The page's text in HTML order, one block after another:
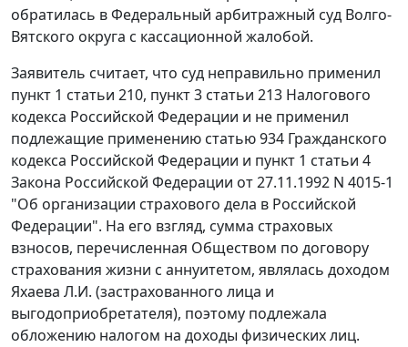
обратилась в Федеральный арбитражный суд Волго-
Вятского округа с кассационной жалобой.
Заявитель считает, что суд неправильно применил
пункт 1 статьи 210, пункт 3 статьи 213 Налогового
кодекса Российской Федерации и не применил
подлежащие применению статью 934 Гражданского
кодекса Российской Федерации и пункт 1 статьи 4
Закона Российской Федерации от 27.11.1992 N 4015-1
"Об организации страхового дела в Российской
Федерации". На его взгляд, сумма страховых
взносов, перечисленная Обществом по договору
страхования жизни с аннуитетом, являлась доходом
Яхаева Л.И. (застрахованного лица и
выгодоприобретателя), поэтому подлежала
обложению налогом на доходы физических лиц.